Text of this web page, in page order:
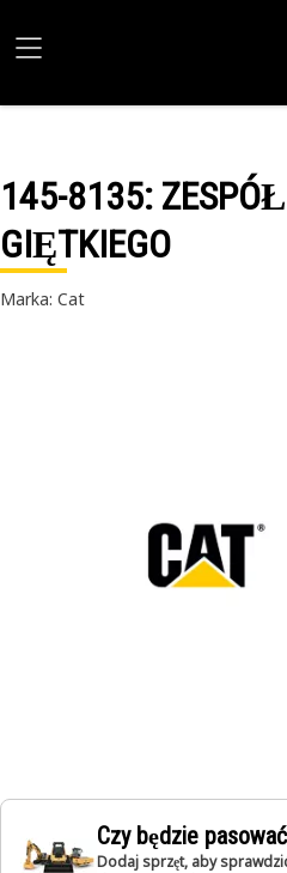
145-8135:
GIĘTKIEGO
Marka: Cat
Czy będzie
Dodaj sprzęt, aby